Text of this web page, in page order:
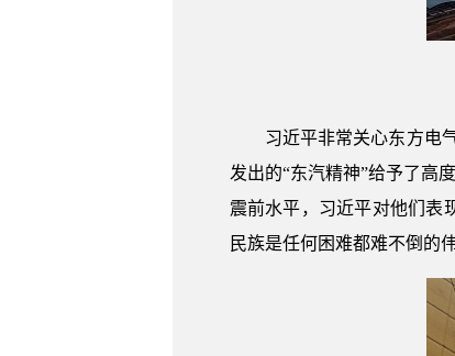
习近平非常关心东方电
发出的“东汽精神”给予了高
震前水平，习近平对他们表
民族是任何困难都难不倒的